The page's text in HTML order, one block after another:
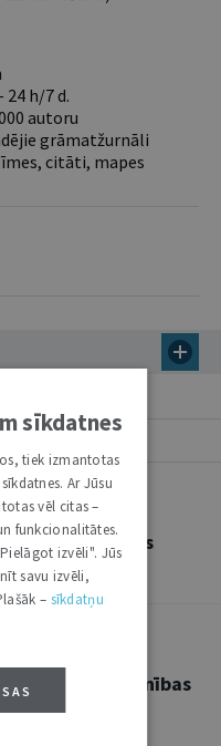
h/7 d.
autoru
grāmatžurnāli
citāti, mapes
Eiropas
Eiropas Savienības
sīkdatnes
tiek izmantotas
Ar Jūsu
vēl citas –
funkcionalitātes.
izvēli". Jūs
savu izvēli,
– sīkdatņu